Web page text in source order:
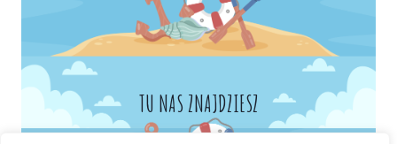
TU NAS ZNAJDZIESZ